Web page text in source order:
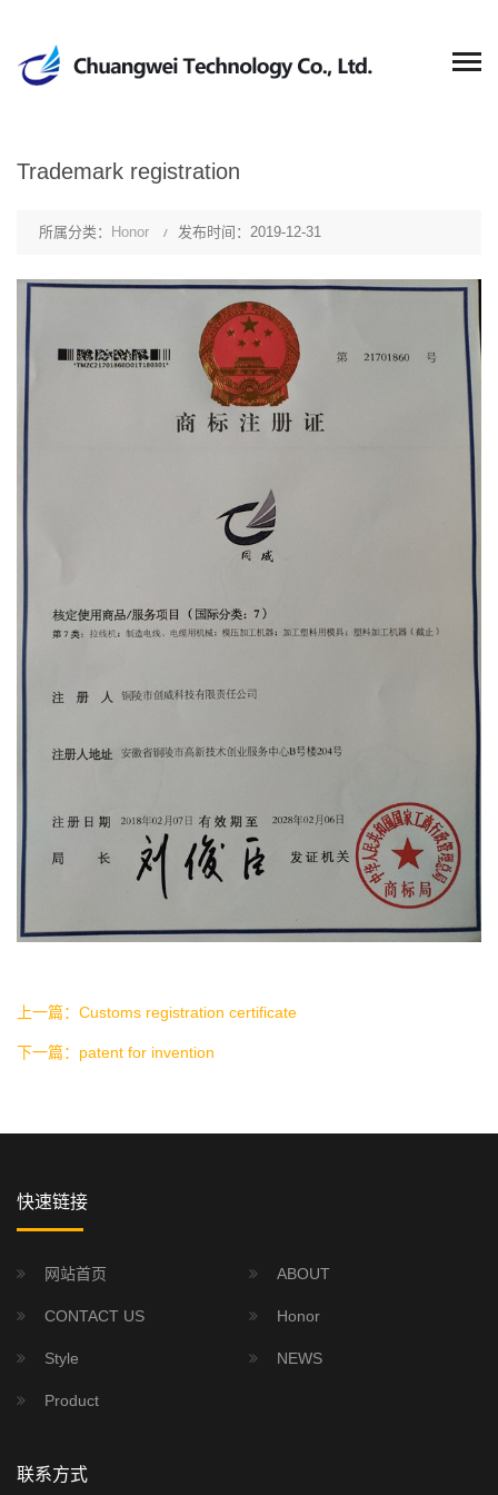
Trademark registration
所属分类： Honor 发布时间：2019-12-31
上一篇：Customs registration certificate
下一篇：patent for invention
快速链接
网站首页 ABOUT
CONTACT US Honor
Style NEWS
Product
联系方式